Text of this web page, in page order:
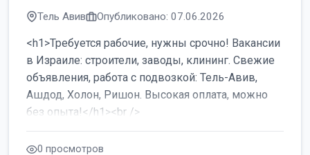
Тель Авив Опубликовано: 07.06.2026
<h1>Требуется рабочие, нужны срочно! Вакансии
в Израиле: строители, заводы, клининг. Свежие
объявления, работа с подвозкой: Тель-Авив,
Ашдод, Холон, Ришон. Высокая оплата, можно
без опыта!</h1><br />
...
0 просмотров